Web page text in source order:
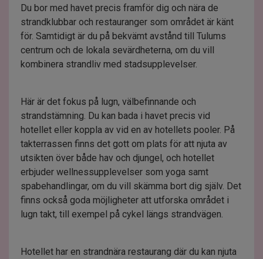
Du bor med havet precis framför dig och nära de
strandklubbar och restauranger som området är känt
för. Samtidigt är du på bekvämt avstånd till Tulums
centrum och de lokala sevärdheterna, om du vill
kombinera strandliv med stadsupplevelser.
Här är det fokus på lugn, välbefinnande och
strandstämning. Du kan bada i havet precis vid
hotellet eller koppla av vid en av hotellets pooler. På
takterrassen finns det gott om plats för att njuta av
utsikten över både hav och djungel, och hotellet
erbjuder wellnessupplevelser som yoga samt
spabehandlingar, om du vill skämma bort dig själv. Det
finns också goda möjligheter att utforska området i
lugn takt, till exempel på cykel längs strandvägen.
Hotellet har en strandnära restaurang där du kan njuta